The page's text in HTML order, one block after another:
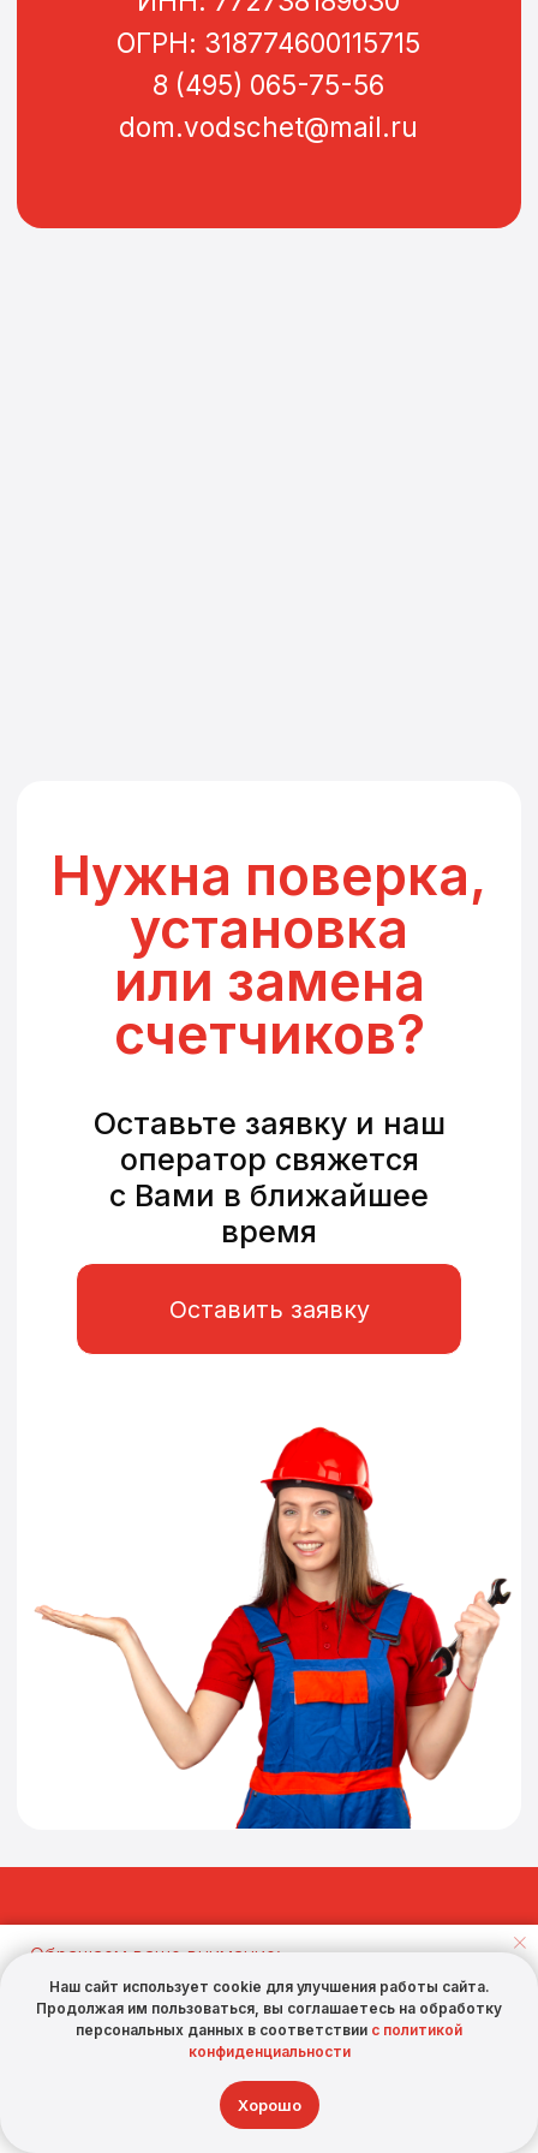
Наш сайт использует cookie для улучшения работы сайта.
Продолжая им пользоваться, вы соглашаетесь на обработку
персональных данных в соответствии с политикой
конфиденциальности
Хорошо
Обращаем ваше внимание:
Для предоставления гарантии на работы заявка
обязательно должна быть оформлена официально
через компанию (по указанным номерам телефонов или
через официальный сайт компании). Заявки, переданные
гарантийные обязательства на них не